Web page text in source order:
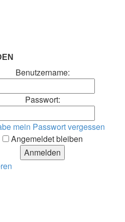
Benutzername:
Passwort:
mein Passwort vergessen
Angemeldet bleiben